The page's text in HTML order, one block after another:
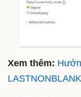
Xem thêm: